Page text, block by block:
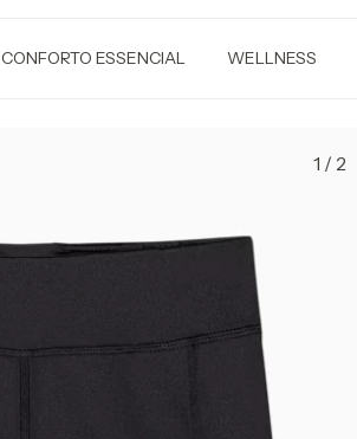
CONFORTO ESSENCIAL WELLNESS
1 / 2